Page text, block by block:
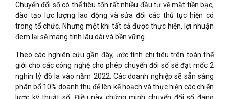
Chuyển đổi số có thể tiêu tốn rất nhiều đầu tư về mặt tiền bạc,
đào tạo lực lượng lao động và sửa đổi các thủ tục hiện có
trong tổ chức. Nhưng một khi tất cả được thực hiện, lợi nhuận
đem lại sẽ mang tính lâu dài và bền vững.
Theo các nghiên cứu gần đây, ước tính chi tiêu trên toàn thế
giới cho các công nghệ cho phép chuyển đổi số sẽ đạt mốc 2
nghìn tỷ đô la vào năm 2022. Các doanh nghiệp sẽ sẵn sàng
phân bổ 10% doanh thu để lên kế hoạch và thực hiện các chiến